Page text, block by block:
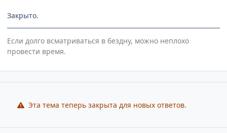
Закрыто.
Если долго всматриваться в бездну, можно неплохо
провести время.
Эта тема теперь закрыта для новых ответов.